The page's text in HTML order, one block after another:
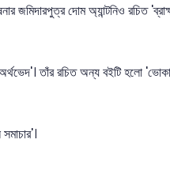
জমিদারপুত্র দোম অ্যান্টনিও রচিত
তাঁর রচিত অন্য বইটি হলো